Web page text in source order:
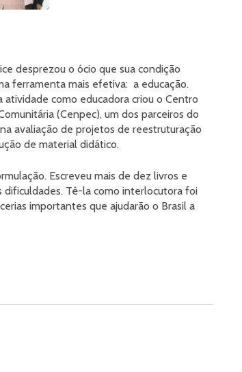
desprezou o ócio que sua condição
ferramenta mais efetiva: a educação.
atividade como educadora criou o Centro
(Cenpec), um dos parceiros do
avaliação de projetos de reestruturação
de material didático.
Escreveu mais de dez livros e
dificuldades. Tê-la como interlocutora foi
importantes que ajudarão o Brasil a